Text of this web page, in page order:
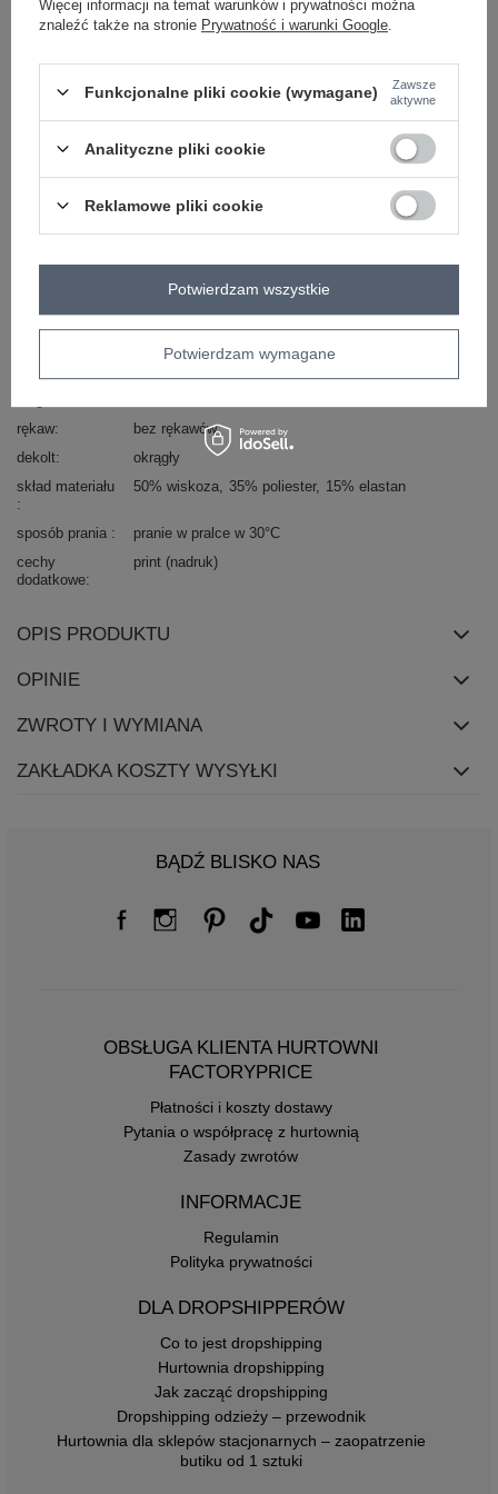
elastan
FF-TP-509753.92
wiskoza
rękaw
bez rękawów
dekolt
okrągły
skład materiału
50% wiskoza 35% poliester 15% elastan
sposób prania
pranie w pralce w 30°C
cechy
dodatkowe
print (nadruk)
OPIS PRODUKTU
OPINIE
ZWROTY I WYMIANA
ZAKŁADKA KOSZTY WYSYŁKI
BĄDŹ BLISKO NAS
OBSŁUGA KLIENTA HURTOWNI
FACTORYPRICE
Płatności i koszty dostawy
Pytania o współpracę z hurtownią
Zasady zwrotów
INFORMACJE
Regulamin
Polityka prywatności
DLA DROPSHIPPERÓW
Co to jest dropshipping
Hurtownia dropshipping
Jak zacząć dropshipping
Dropshipping odzieży – przewodnik
Hurtownia dla sklepów stacjonarnych – zaopatrzenie
butiku od 1 sztuki
Więcej informacji na temat warunków i prywatności można
znaleźć także na stronie Prywatność i warunki Google
Funkcjonalne pliki cookie (wymagane)
Zawsze
aktywne
Analityczne pliki cookie
Reklamowe pliki cookie
Potwierdzam wymagane
Potwierdzam wszystkie